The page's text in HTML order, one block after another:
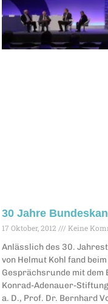
30 Jahre
17 Oktober, 2012 Keine
Anlässlich des 30.
von Helmut Kohl fand
Gesprächsrunde mit dem
Konrad-Adenauer-
a. D., Prof. Dr. Bernhard